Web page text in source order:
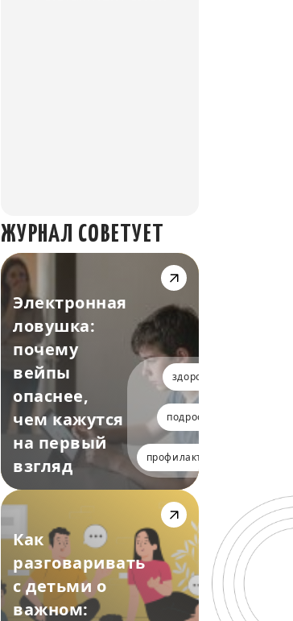
ЖУРНАЛ СОВЕТУЕТ
Электронная
ловушка:
почему
вейпы
опаснее,
чем кажутся
на первый
взгляд
здоровье
подростки
профилактика
Как
разговаривать
с детьми о
важном: